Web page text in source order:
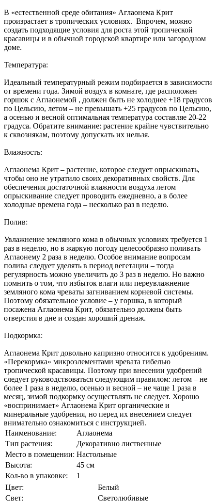
В «естественной среде обитания» Аглаонема Крит
произрастает в тропических условиях. Впрочем, можно
создать подходящие условия для роста этой тропической
красавицы и в обычной городской квартире или загородном
доме.
Температура:
Идеальный температурный режим подбирается в зависимости
от времени года. Зимой воздух в комнате, где расположен
горшок с Аглаонемой , должен быть не холоднее +18 градусов
по Цельсию, летом – не превышать +25 градусов по Цельсию,
а осенью и весной оптимальная температура составляе 20-22
градуса. Обратите внимание: растение крайне чувствительно
к сквознякам, поэтому допускать их нельзя.
Влажность:
Аглаонема Крит – растение, которое следует опрыскивать,
чтобы оно не утратило своих декоративных свойств. Для
обеспечения достаточной влажности воздуха летом
опрыскивание следует проводить ежедневно, а в более
холодные времена года – несколько раз в неделю.
Полив:
Увлажнение земляного кома в обычных условиях требуется 1
раз в неделю, но в жаркую погоду целесообразно поливать
Аглаонему 2 раза в неделю. Особое внимание вопросам
полива следует уделять в период вегетации – тогда
регулярность можно увеличить до 3 раз в неделю. Но важно
помнить о том, что избыток влаги или переувлажнение
земляного кома чреваты загниванием корневой системы.
Поэтому обязательное условие – у горшка, в который
посажена Аглаонема Крит, обязательно должны быть
отверстия в дне и создан хороший дренаж.
Подкормка:
Аглаонема Крит довольно капризно относится к удобрениям.
«Перекормка» микроэлементами чревата гибелью
тропической красавицы. Поэтому при внесении удобрений
следует руководствоваться следующим правилом: летом – не
более 1 раза в неделю, осенью и весной – не чаще 1 раза в
месяц, зимой подкормку осуществлять не следует. Хорошо
«воспринимает» Аглаонема Крит органические и
минеральные удобрения, но перед их внесением следует
внимательно ознакомиться с инструкцией.
Наименование:
Аглаонема
Тип растения:
Декоративно лиственные
Место в помещении: Настольные
Высота:
45 см
Кол-во в упаковке:
1
Цвет:
Белый
Свет:
Светолюбивые